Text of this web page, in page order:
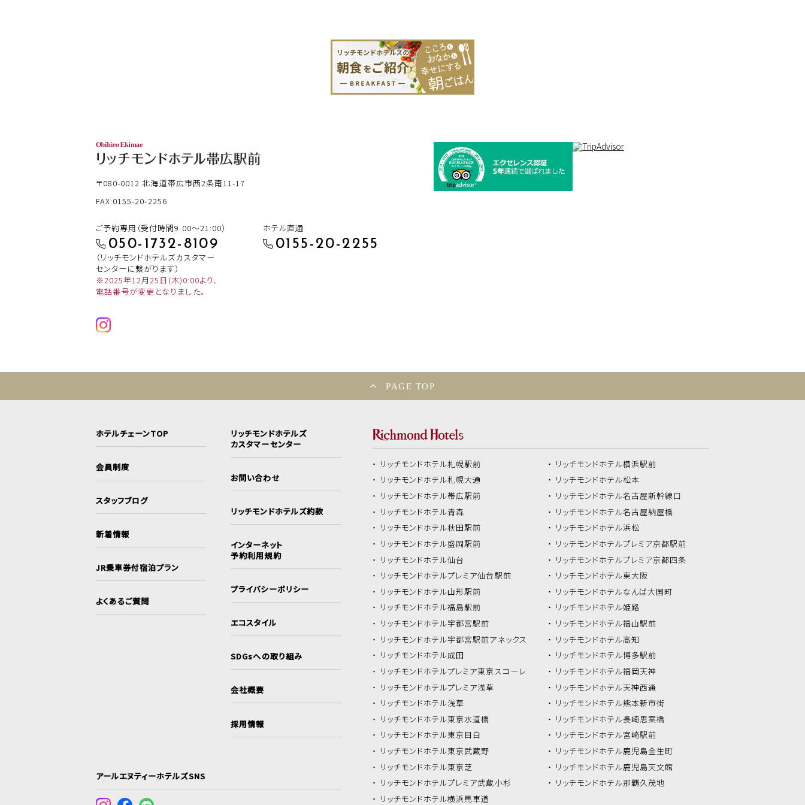
〒080-0012北海道帯広市西2条南11-17
FAX:0155-20-2256
ご予約専用（受付時間9:00～21:00）
050-1732-8109
（リッチモンドホテルズカスタマー
センターに繋がります）
※2025年12月25日(木)0:00より、
電話番号が変更となりました。
ホテル直通
0155-20-2255
PAGE TOP
ホテルチェーンTOP
会員制度
スタッフブログ
新着情報
JR乗車券付宿泊プラン
よくあるご質問
リッチモンドホテルズ
カスタマーセンター
お問い合わせ
リッチモンドホテルズ約款
インターネット
予約利用規約
プライバシーポリシー
エコスタイル
SDGsへの取り組み
会社概要
採用情報
アールエヌティーホテルズSNS
リッチモンドホテル札幌駅前
リッチモンドホテル札幌大通
リッチモンドホテル帯広駅前
リッチモンドホテル青森
リッチモンドホテル秋田駅前
リッチモンドホテル盛岡駅前
リッチモンドホテル仙台
リッチモンドホテルプレミア仙台駅前
リッチモンドホテル山形駅前
リッチモンドホテル福島駅前
リッチモンドホテル宇都宮駅前
リッチモンドホテル宇都宮駅前アネックス
リッチモンドホテル成田
リッチモンドホテルプレミア東京スコーレ
リッチモンドホテルプレミア浅草
リッチモンドホテル浅草
リッチモンドホテル東京水道橋
リッチモンドホテル東京目白
リッチモンドホテル東京武蔵野
リッチモンドホテル東京芝
リッチモンドホテルプレミア武蔵小杉
リッチモンドホテル横浜馬車道
リッチモンドホテル横浜駅前
リッチモンドホテル松本
リッチモンドホテル名古屋新幹線口
リッチモンドホテル名古屋納屋橋
リッチモンドホテル浜松
リッチモンドホテルプレミア京都駅前
リッチモンドホテルプレミア京都四条
リッチモンドホテル東大阪
リッチモンドホテルなんば大国町
リッチモンドホテル姫路
リッチモンドホテル福山駅前
リッチモンドホテル高知
リッチモンドホテル博多駅前
リッチモンドホテル福岡天神
リッチモンドホテル天神西通
リッチモンドホテル熊本新市街
リッチモンドホテル長崎思案橋
リッチモンドホテル宮崎駅前
リッチモンドホテル鹿児島金生町
リッチモンドホテル鹿児島天文館
リッチモンドホテル那覇久茂地